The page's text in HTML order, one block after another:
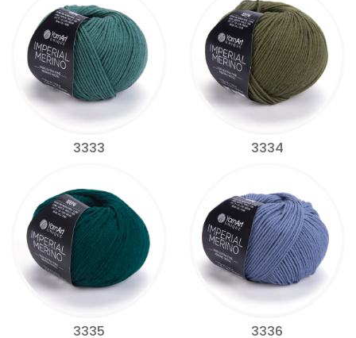
3333 3334
3335 3336